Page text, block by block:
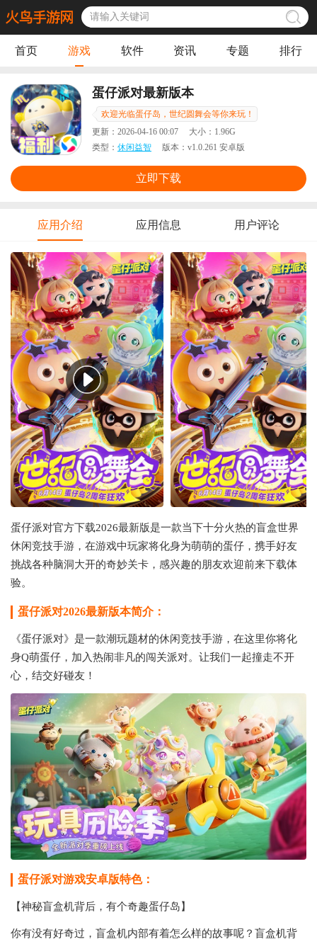
首页 游戏 软件 资讯 专题 排行
蛋仔派对最新版本
欢迎光临蛋仔岛，世纪圆舞会等你来玩！
更新： 2026-04-16 00:07 大小： 1.96G
类型： 休闲益智 版本： v1.0.261 安卓版
立即下载
应用介绍 应用信息 用户评论
蛋仔派对官方下载2026最新版是一款当下十分火热的盲盒世界
休闲竞技手游，在游戏中玩家将化身为萌萌的蛋仔，携手好友
挑战各种脑洞大开的奇妙关卡，感兴趣的朋友欢迎前来下载体
验。
蛋仔派对2026最新版本简介：
《蛋仔派对》是一款潮玩题材的休闲竞技手游，在这里你将化
身Q萌蛋仔，加入热闹非凡的闯关派对。让我们一起撞走不开
心，结交好碰友！
蛋仔派对游戏安卓版特色：
【神秘盲盒机背后，有个奇趣蛋仔岛】
你有没有好奇过，盲盒机内部有着怎么样的故事呢？盲盒机背